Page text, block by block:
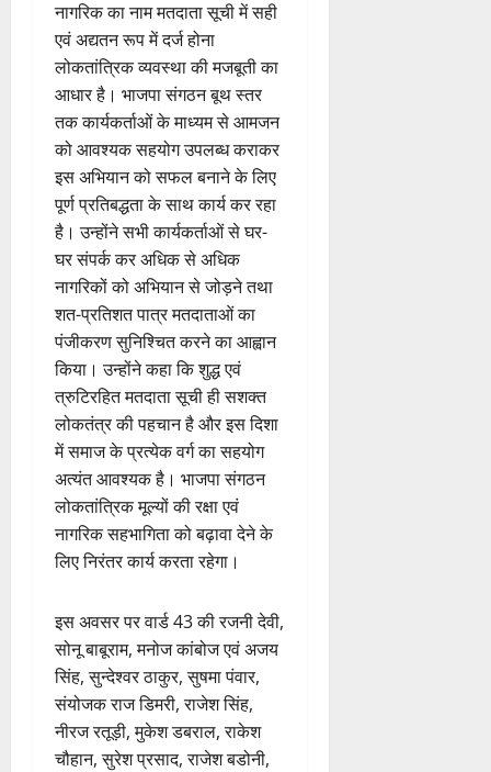
नागरिक का नाम मतदाता सूची में सही
एवं अद्यतन रूप में दर्ज होना
लोकतांत्रिक व्यवस्था की मजबूती का
आधार है। भाजपा संगठन बूथ स्तर
तक कार्यकर्ताओं के माध्यम से आमजन
को आवश्यक सहयोग उपलब्ध कराकर
इस अभियान को सफल बनाने के लिए
पूर्ण प्रतिबद्धता के साथ कार्य कर रहा
है। उन्होंने सभी कार्यकर्ताओं से घर-
घर संपर्क कर अधिक से अधिक
नागरिकों को अभियान से जोड़ने तथा
शत-प्रतिशत पात्र मतदाताओं का
पंजीकरण सुनिश्चित करने का आह्वान
किया। उन्होंने कहा कि शुद्ध एवं
त्रुटिरहित मतदाता सूची ही सशक्त
लोकतंत्र की पहचान है और इस दिशा
में समाज के प्रत्येक वर्ग का सहयोग
अत्यंत आवश्यक है। भाजपा संगठन
लोकतांत्रिक मूल्यों की रक्षा एवं
नागरिक सहभागिता को बढ़ावा देने के
लिए निरंतर कार्य करता रहेगा।
इस अवसर पर वार्ड 43 की रजनी देवी,
सोनू बाबूराम, मनोज कांबोज एवं अजय
सिंह, सुन्देश्वर ठाकुर, सुषमा पंवार,
संयोजक राज डिमरी, राजेश सिंह,
नीरज रतूड़ी, मुकेश डबराल, राकेश
चौहान, सुरेश प्रसाद, राजेश बडोनी,